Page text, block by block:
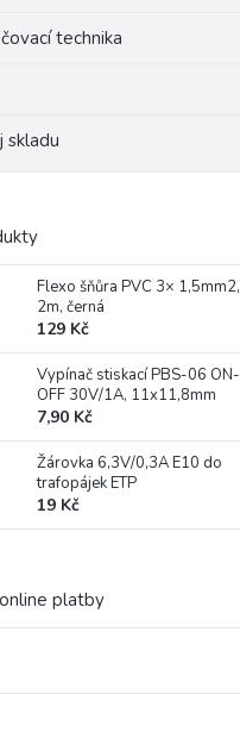
technika
skladu
Flexo šňůra PVC 3× 1,5mm2,
2m, černá
129 Kč
Vypínač stiskací PBS-06 ON-
OFF 30V/1A, 11x11,8mm
7,90 Kč
Žárovka 6,3V/0,3A E10 do
trafopájek ETP
19 Kč
platby